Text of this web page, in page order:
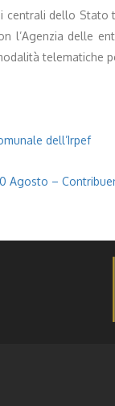
centrali dello
l’Agenzia delle
telematiche
dell’Irpef
Agosto –